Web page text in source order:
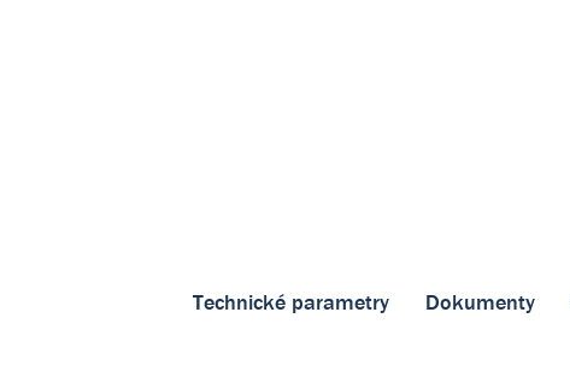
Technické parametry Dokumenty